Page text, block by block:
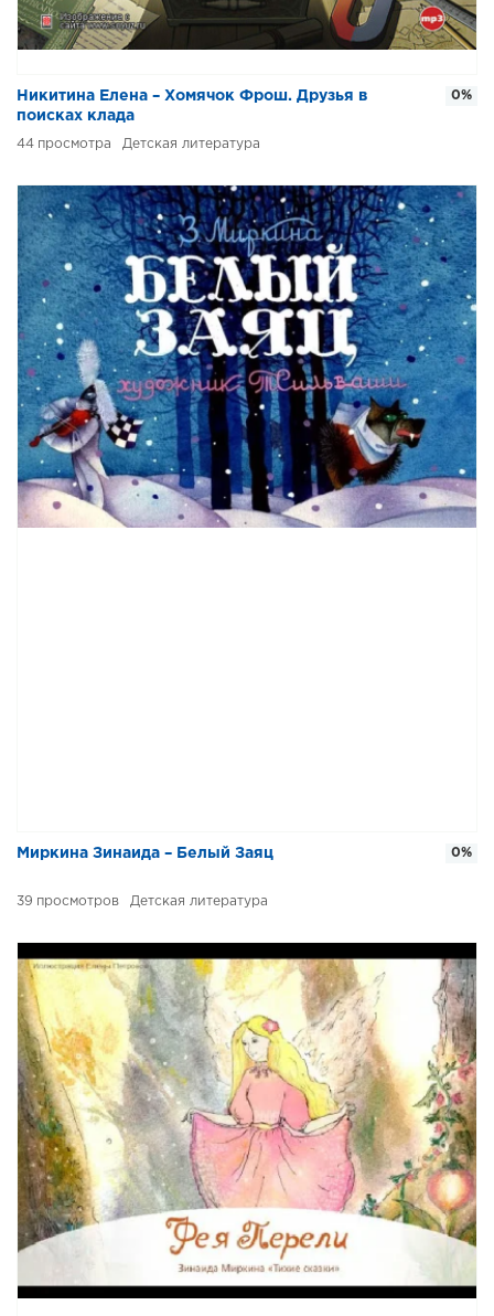
Никитина Елена – Хомячок Фрош. Друзья в
поисках клада
44 Детская литература
0%
Миркина Зинаида – Белый Заяц
39 Детская литература
0%